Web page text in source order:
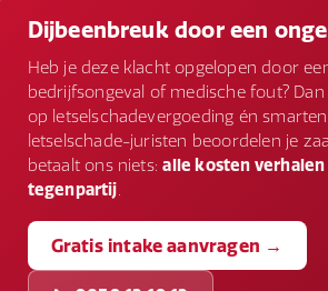
mogelijk eenschadevergoeding
medische kosten,
gerelateerde uitgaven.
advies van uw arts op, voer
oefeningen uit en maak
aanpassingen in uw dagelijkse
schade te voorkomen.
Dijbeenbreuk door een
Heb je deze klacht opgelopen door
bedrijfsongeval of medische fout?
op letselschadevergoeding én
letselschade-juristen beoordelen je
betaalt ons niets:alle kosten
tegenpartij
Gratis intake aanvragen →